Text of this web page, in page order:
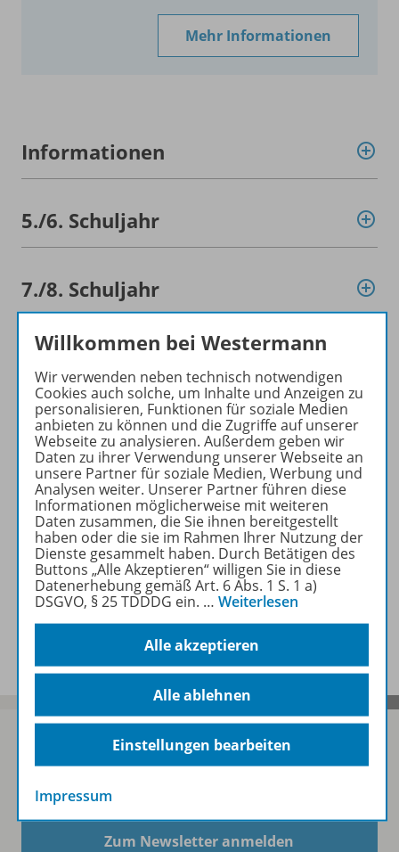
Mehr Informationen
Informationen
5./6. Schuljahr
7./8. Schuljahr
Konzept
Werbematerial
Empfehlungen der Redaktion
Benachrichtigungs-Service
Veranstaltungen
Zum Newsletter anmelden
Willkommen bei Westermann
Wir verwenden neben technisch notwendigen
Cookies auch solche, um Inhalte und Anzeigen zu
personalisieren, Funktionen für soziale Medien
anbieten zu können und die Zugriffe auf unserer
Webseite zu analysieren. Außerdem geben wir
Daten zu ihrer Verwendung unserer Webseite an
unsere Partner für soziale Medien, Werbung und
Analysen weiter. Unserer Partner führen diese
Informationen möglicherweise mit weiteren
Daten zusammen, die Sie ihnen bereitgestellt
haben oder die sie im Rahmen Ihrer Nutzung der
Dienste gesammelt haben. Durch Betätigen des
Buttons „Alle Akzeptieren“ willigen Sie in diese
Datenerhebung gemäß Art. 6 Abs. 1 S. 1 a)
DSGVO, § 25 TDDDG ein. … Weiterlesen
Alle akzeptieren
Alle ablehnen
Einstellungen bearbeiten
Impressum